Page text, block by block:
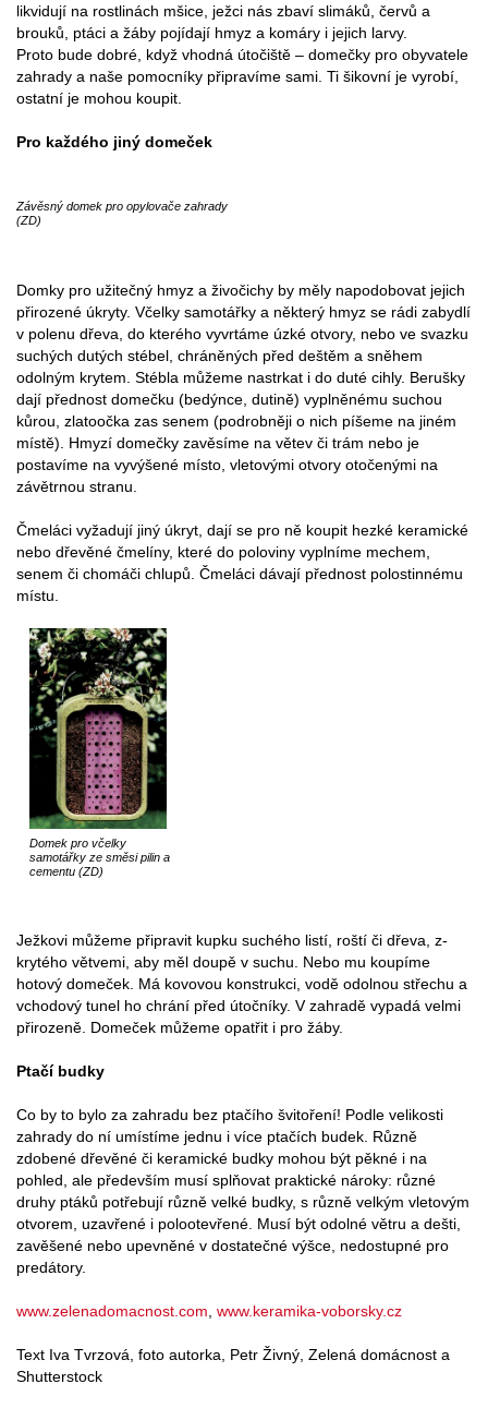
likvidují na rostlinách mšice, ježci nás zbaví slimáků, červů a
brouků, ptáci a žáby pojídají hmyz a komáry i jejich larvy.
Proto bude dobré, když vhodná útočiště – domečky pro obyvatele
zahrady a naše pomocníky připravíme sami. Ti šikovní je vyrobí,
ostatní je mohou koupit.
Pro každého jiný domeček
Závěsný domek pro opylovače zahrady
(ZD)
Domky pro užitečný hmyz a živočichy by měly napodobovat jejich
přirozené úkryty. Včelky samotářky a některý hmyz se rádi zabydlí
v polenu dřeva, do kterého vyvrtáme úzké otvory, nebo ve svazku
suchých dutých stébel, chráněných před deštěm a sněhem
odolným krytem. Stébla můžeme nastrkat i do duté cihly. Berušky
dají přednost domečku (bedýnce, dutině) vyplněnému suchou
kůrou, zlatoočka zas senem (podrobněji o nich píšeme na jiném
místě). Hmyzí domečky zavěsíme na větev či trám nebo je
postavíme na vyvýšené místo, vletovými otvory otočenými na
závětrnou stranu.
Čmeláci vyžadují jiný úkryt, dají se pro ně koupit hezké keramické
nebo dřevěné čmelíny, které do poloviny vyplníme mechem,
senem či chomáči chlupů. Čmeláci dávají přednost polostinnému
místu.
Domek pro včelky
samotářky ze směsi pilin a
cementu (ZD)
Ježkovi můžeme připravit kupku suchého listí, roští či dřeva, z-
krytého větvemi, aby měl doupě v suchu. Nebo mu koupíme
hotový domeček. Má kovovou konstrukci, vodě odolnou střechu a
vchodový tunel ho chrání před útočníky. V zahradě vypadá velmi
přirozeně. Domeček můžeme opatřit i pro žáby.
Ptačí budky
Co by to bylo za zahradu bez ptačího švitoření! Podle velikosti
zahrady do ní umístíme jednu i více ptačích budek. Různě
zdobené dřevěné či keramické budky mohou být pěkné i na
pohled, ale především musí splňovat praktické nároky: různé
druhy ptáků potřebují různě velké budky, s různě velkým vletovým
otvorem, uzavřené i polootevřené. Musí být odolné větru a dešti,
zavěšené nebo upevněné v dostatečné výšce, nedostupné pro
predátory.
www.zelenadomacnost.com www.keramika-voborsky.cz
Text Iva Tvrzová, foto autorka, Petr Živný, Zelená domácnost a
Shutterstock